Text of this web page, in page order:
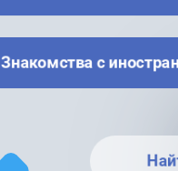
Знакомства с